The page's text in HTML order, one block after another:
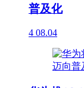
普及化
4 08.04